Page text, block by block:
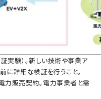
実験）。新しい技術や事業ア
に詳細な検証を行うこと。
販売契約。電力事業者と需